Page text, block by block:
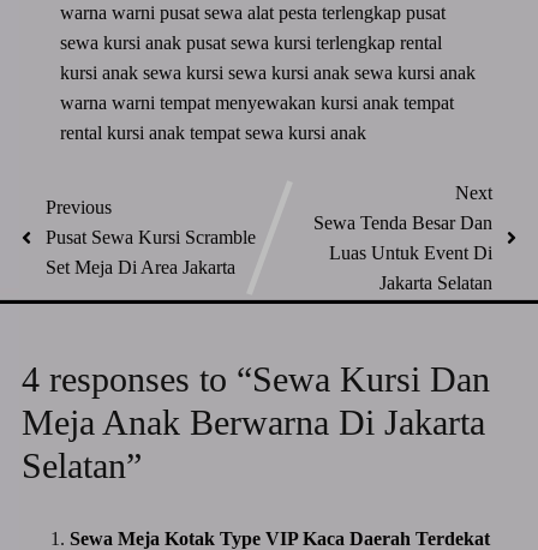
warna warnipusat sewa alat pesta terlengkappusat
sewa kursi anakpusat sewa kursi terlengkaprental
kursi anaksewa kursisewa kursi anaksewa kursi anak
warna warnitempat menyewakan kursi anaktempat
rental kursi anaktempat sewa kursi anak
Previous
Pusat Sewa Kursi Scramble
Set Meja Di Area Jakarta
Next
Sewa Tenda Besar Dan
Luas Untuk Event Di
Jakarta Selatan
4 responses to “Sewa Kursi Dan
Meja Anak Berwarna Di Jakarta
Selatan”
Sewa Meja Kotak Type VIP Kaca Daerah Terdekat